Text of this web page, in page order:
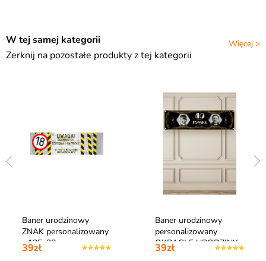
Więcej >
W tej samej kategorii
Zerknij na pozostałe produkty z tej kategorii
Baner urodzinowy
ZNAK personalizowany
- 125x38cm
39zł
Baner urodzinowy
personalizowany
OKRĄGŁE URODZINY
…
39zł